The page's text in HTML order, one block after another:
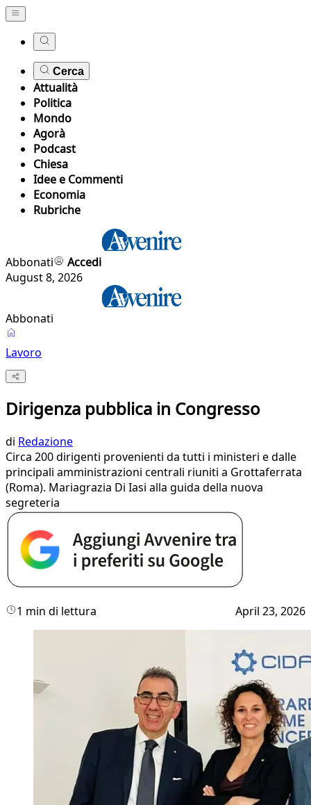
Cerca
Attualità
Politica
Mondo
Agorà
Podcast
Chiesa
Idee e Commenti
Economia
Rubriche
Abbonati
Accedi
August 8, 2026
Abbonati
Lavoro
Dirigenza pubblica in Congresso
di Redazione
Circa 200 dirigenti provenienti da tutti i ministeri e dalle
principali amministrazioni centrali riuniti a Grottaferrata
(Roma). Mariagrazia Di Iasi alla guida della nuova
segreteria
1 min di lettura April 23, 2026